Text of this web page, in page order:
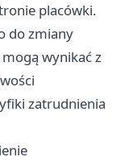
placówki.
do zmiany
wynikać z
zatrudnienia